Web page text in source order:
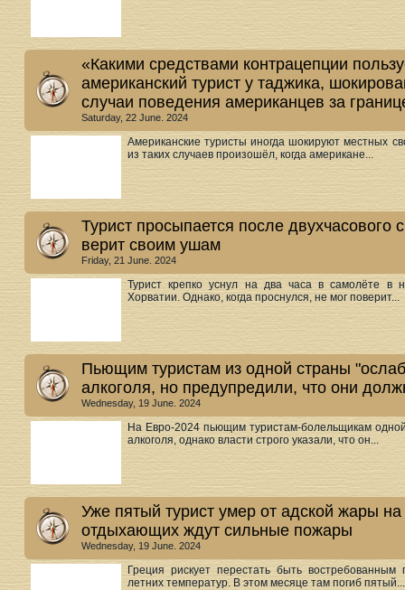
«Какими средствами контрацепции
американский турист у таджика,
случаи поведения американцев за
Saturday, 22 June. 2024
Американские туристы иногда шокируют местных
из таких случаев произошёл, когда американе...
Турист просыпается после двухчасового
верит своим ушам
Friday, 21 June. 2024
Турист крепко уснул на два часа в самолёте в
Хорватии. Однако, когда проснулся, не мог поверит...
Пьющим туристам из одной страны
алкоголя, но предупредили, что они
Wednesday, 19 June. 2024
На Евро-2024 пьющим туристам-болельщикам
алкоголя, однако власти строго указали, что он...
Уже пятый турист умер от адской жары
отдыхающих ждут сильные пожары
Wednesday, 19 June. 2024
Греция рискует перестать быть
летних температур. В этом месяце там погиб пятый...